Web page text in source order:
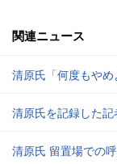
関連ニュース
清原氏「何度もやめ
清原氏を記録した記
清原氏 留置場での